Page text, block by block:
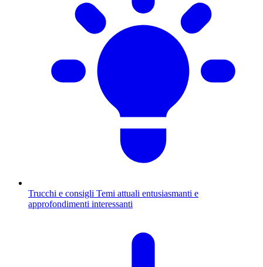
Trucchi e consigli Temi attuali entusiasmanti e
approfondimenti interessanti